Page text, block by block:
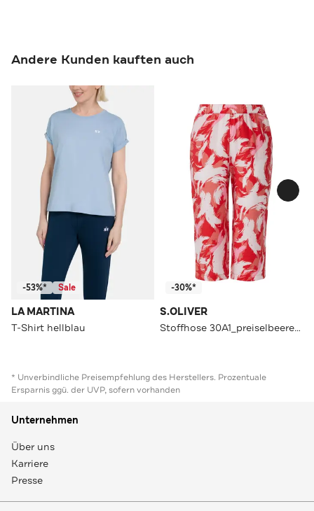
Andere Kunden kauften auch
-53%* Sale
LA MARTINA
T-Shirt hellblau
-30%*
S.OLIVER
Stoffhose 30A1_preiselbeere Tapered
* Unverbindliche Preisempfehlung des Herstellers. Prozentuale
Ersparnis ggü. der UVP, sofern vorhanden
Unternehmen
Über uns
Karriere
Presse